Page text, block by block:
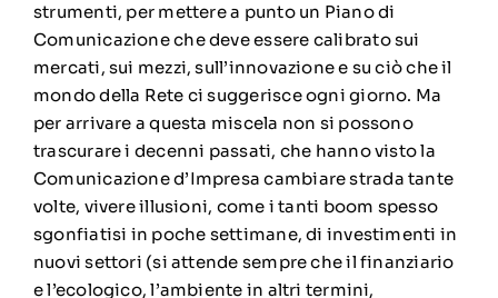
strumenti, per mettere a punto un Piano di
Comunicazione che deve essere calibrato sui
mercati, sui mezzi, sull’innovazione e su ciò che il
mondo della Rete ci suggerisce ogni giorno. Ma
per arrivare a questa miscela non si possono
trascurare i decenni passati, che hanno visto la
Comunicazione d’Impresa cambiare strada tante
volte, vivere illusioni, come i tanti boom spesso
sgonfiatisi in poche settimane, di investimenti in
nuovi settori (si attende sempre che il finanziario
e l’ecologico, l’ambiente in altri termini,